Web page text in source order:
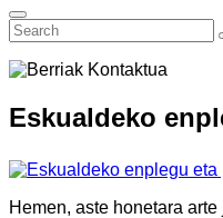
Eskualdeko
Hemen, aste honetara